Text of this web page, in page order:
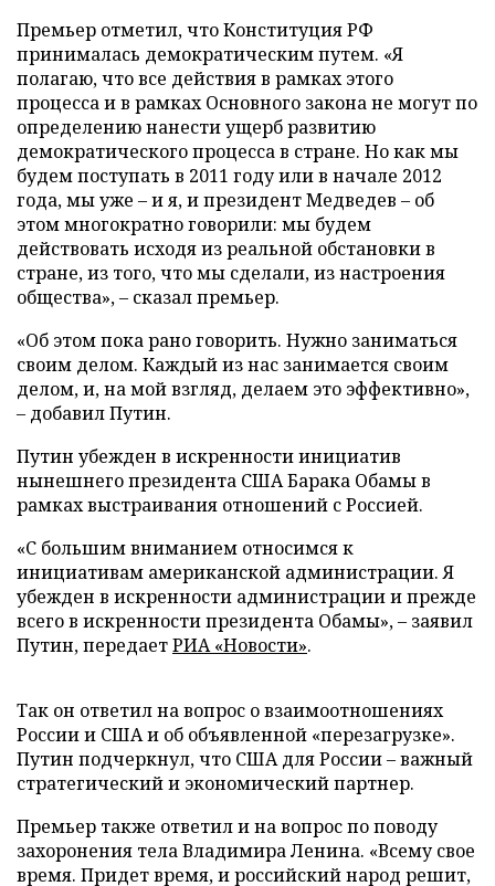
Премьер отметил, что Конституция РФ
принималась демократическим путем. «Я
полагаю, что все действия в рамках этого
процесса и в рамках Основного закона не могут по
определению нанести ущерб развитию
демократического процесса в стране. Но как мы
будем поступать в 2011 году или в начале 2012
года, мы уже –и я, и президент Медведев – об
этом многократно говорили: мы будем
действовать исходя из реальной обстановки в
стране, из того, что мы сделали, из настроения
общества»,– сказал премьер.
«Об этом пока рано говорить. Нужно заниматься
своим делом. Каждый из нас занимается своим
делом, и, на мой взгляд, делаем это эффективно»,
– добавил Путин.
Путин убежден в искренности инициатив
нынешнего президента США Барака Обамы в
рамках выстраивания отношений с Россией.
«С большим вниманием относимся к
инициативам американской администрации. Я
убежден в искренности администрации и прежде
всего в искренности президента Обамы», – заявил
Путин, передаетРИА «Новости».
Так он ответил на вопрос о взаимоотношениях
России и США и об объявленной «перезагрузке».
Путин подчеркнул, что США для России – важный
стратегический и экономический партнер.
Премьер также ответил и на вопрос по поводу
захоронения тела Владимира Ленина. «Всему свое
время. Придет время, и российский народ решит,